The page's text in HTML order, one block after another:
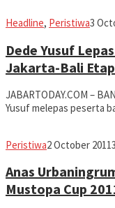
Headline, Peristiwa3
Dede Yusuf
Jakarta-Bali
JABARTODAY.COM –
Yusuf melepas peserta
Peristiwafahruszf
2 October 2011
Anas
Mustopa Cup